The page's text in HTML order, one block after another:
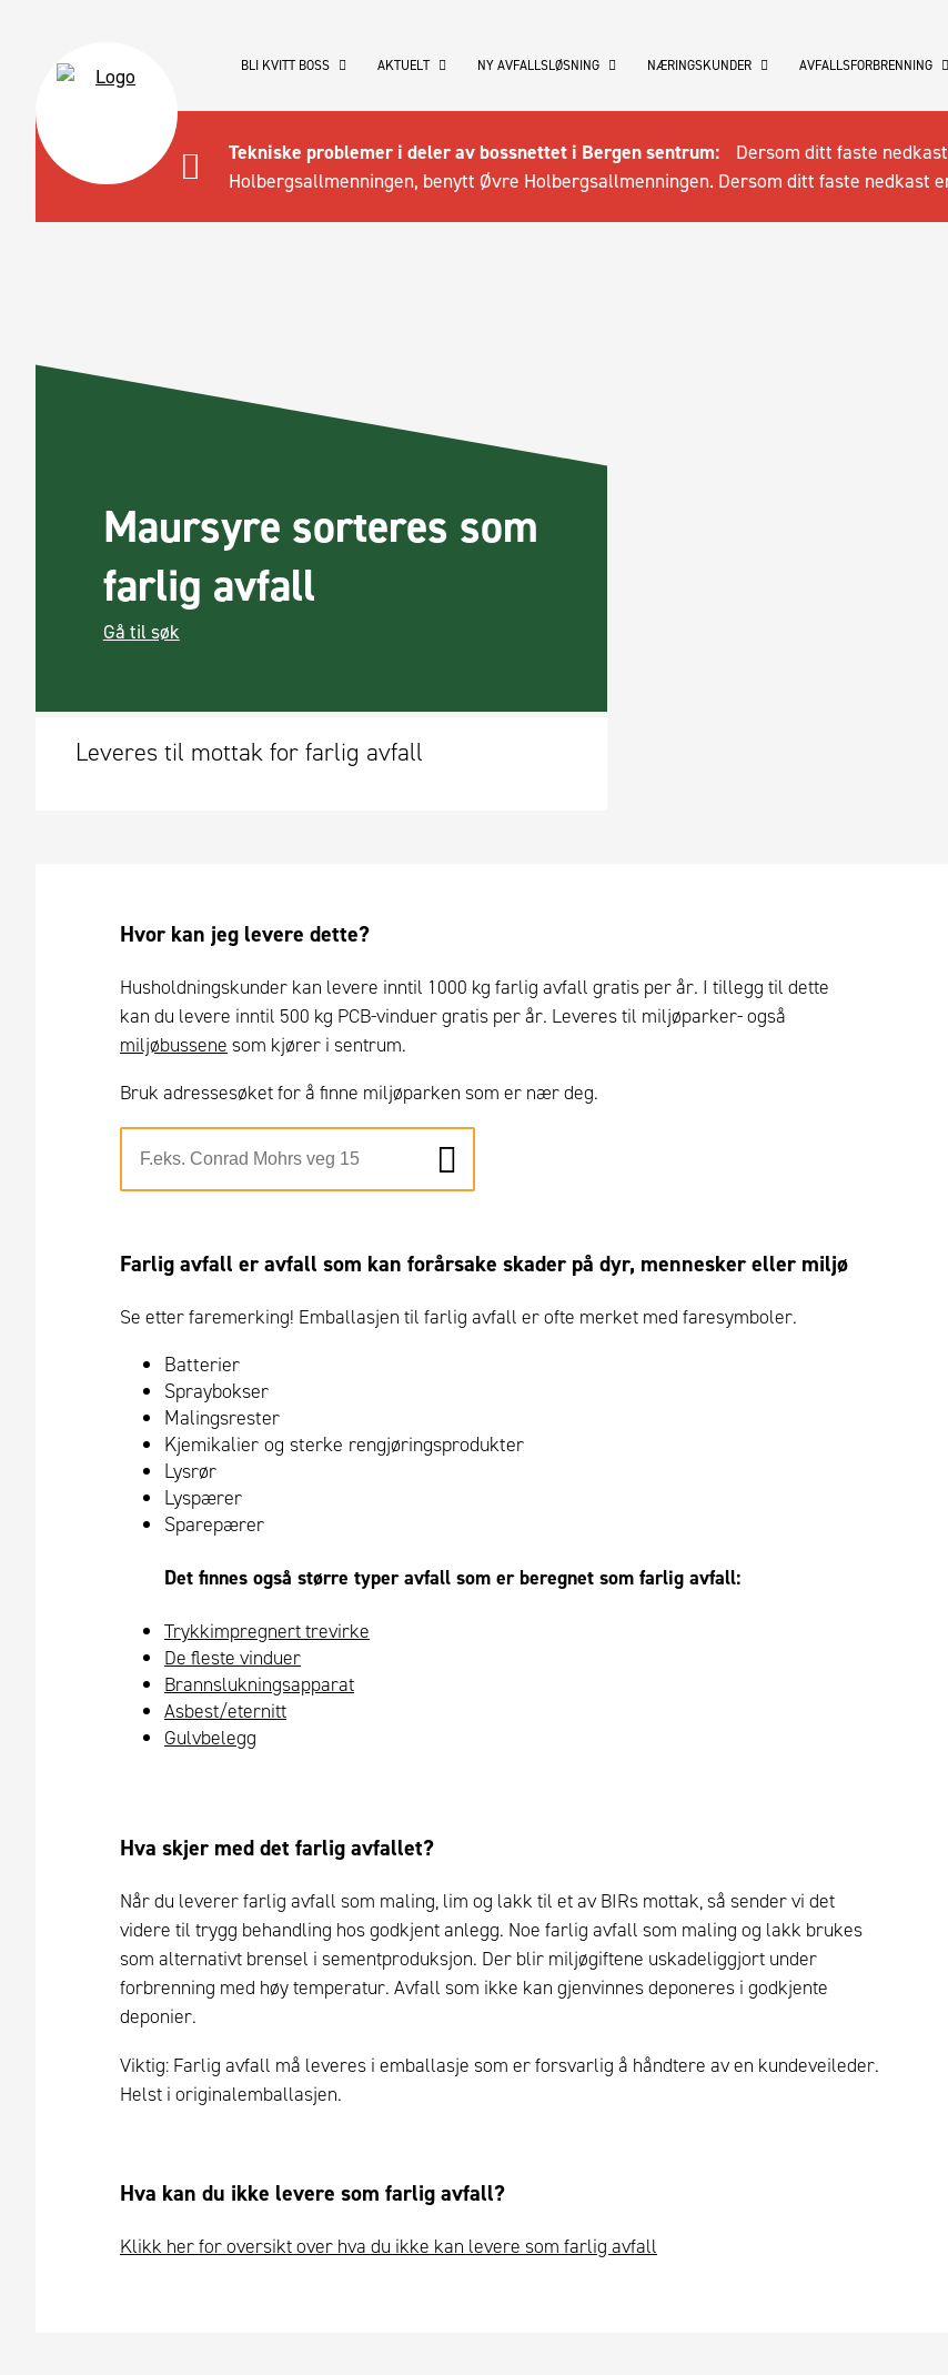
Tekniske problemer i deler av bossnettet i Bergen sentrum:
Dersom ditt faste
Holbergsallmenningen, benytt Øvre Holbergsallmenningen. Dersom ditt faste nedkast
BLI KVITT BOSS AKTUELT NY AVFALLSLØSNING NÆRINGSKUNDER AVFALLSFORBRENNING
Maursyre sorteres som
farlig avfall
Gå til søk
Leveres til mottak for farlig avfall
Hvor kan jeg levere dette?
Husholdningskunder kan levere inntil 1000 kg farlig avfall gratis per år. I tillegg til dette
kan du levere inntil 500 kg PCB-vinduer gratis per år. Leveres til miljøparker- også
miljøbussene som kjører i sentrum.
Bruk adressesøket for å finne miljøparken som er nær deg.
Farlig avfall er avfall som kan forårsake skader på dyr, mennesker eller miljø
Se etter faremerking! Emballasjen til farlig avfall er ofte merket med faresymboler.
Batterier
Spraybokser
Malingsrester
Kjemikalier og sterke rengjøringsprodukter
Lysrør
Lyspærer
Sparepærer
Det finnes også større typer avfall som er beregnet som farlig avfall:
Trykkimpregnert trevirke
De fleste vinduer
Brannslukningsapparat
Asbest/eternitt
Gulvbelegg
Hva skjer med det farlig avfallet?
Når du leverer farlig avfall som maling, lim og lakk til et av BIRs mottak, så sender vi det
videre til trygg behandling hos godkjent anlegg. Noe farlig avfall som maling og lakk brukes
som alternativt brensel i sementproduksjon. Der blir miljøgiftene uskadeliggjort under
forbrenning med høy temperatur. Avfall som ikke kan gjenvinnes deponeres i godkjente
deponier.
Viktig: Farlig avfall må leveres i emballasje som er forsvarlig å håndtere av en kundeveileder.
Helst i originalemballasjen.
Hva kan du ikke levere som farlig avfall?
Klikk her for oversikt over hva du ikke kan levere som farlig avfall